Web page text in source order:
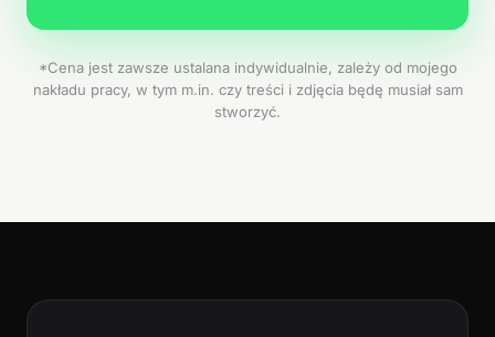
*Cena jest zawsze ustalana indywidualnie, zależy od mojego
nakładu pracy, w tym m.in. czy treści i zdjęcia będę musiał sam
stworzyć.